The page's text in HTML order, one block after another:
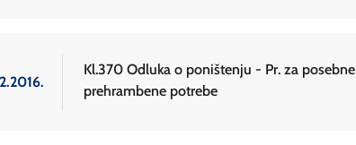
Kl.370 Odluka o poništenju - Pr. za posebne
prehrambene potrebe